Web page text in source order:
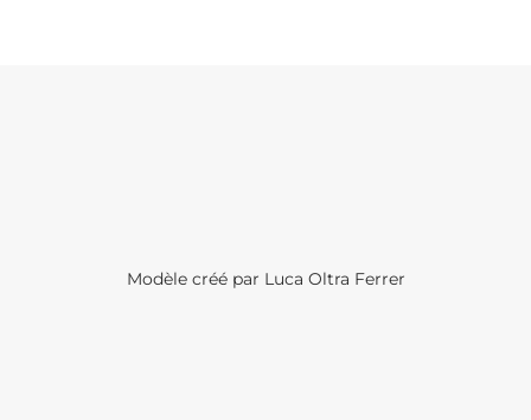
Modèle créé par Luca Oltra Ferrer